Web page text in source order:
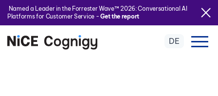
Named a Leader in the Forrester Wave™ 2026: Conversational AI
Platforms for Customer Service -Get the report
DE